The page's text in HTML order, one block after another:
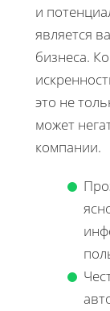
и
является
бизнеса.
это не
может
компании.